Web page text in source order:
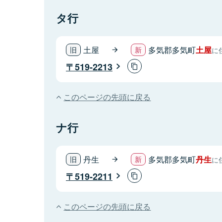
タ行
土屋 多気郡多気町土屋に
519-2213
このページの先頭に戻る
ナ行
丹生 多気郡多気町丹生に
519-2211
このページの先頭に戻る